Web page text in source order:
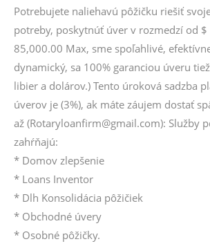
Potrebujete naliehavú pôžičku riešiť
potreby, poskytnúť úver v rozmedzí od
85,000.00 Max, sme spoľahlivé,
dynamický, sa 100% garanciou úveru
libier a dolárov.) Tento úroková sadzba
úverov je (3%), ak máte záujem dostať
až (Rotaryloanfirm@gmail.com): Služby
zahŕňajú:
* Domov zlepšenie
* Loans Inventor
* Dlh Konsolidácia pôžičiek
* Obchodné úvery
* Osobné pôžičky.